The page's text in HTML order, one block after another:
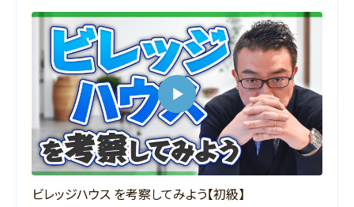
ビレッジハウス を考察してみよう【初級】